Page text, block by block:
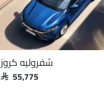
شفروليه كروز
SAR 55,775